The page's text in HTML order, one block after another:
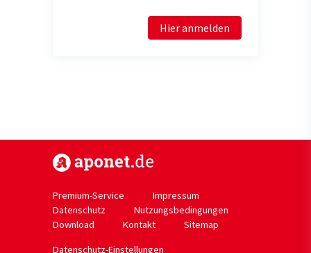
Hier anmelden
Premium-Service
Impressum
Datenschutz
Nutzungsbedingungen
Download
Kontakt
Sitemap
Datenschutz-Einstellungen